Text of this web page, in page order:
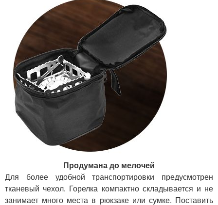
Продумана до мелочей
Для более удобной транспортировки предусмотрен
тканевый чехол. Горелка компактно складывается и не
занимает много места в рюкзаке или сумке. Поставить